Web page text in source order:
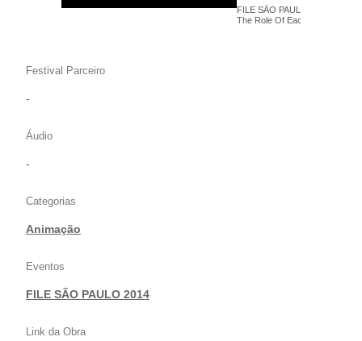
FILE SÃO PAULO 2014 -
The Role Of Each Fret - Anima
Festival Parceiro
-
Áudio
-
Categorias
Animação
Eventos
FILE SÃO PAULO 2014
Link da Obra